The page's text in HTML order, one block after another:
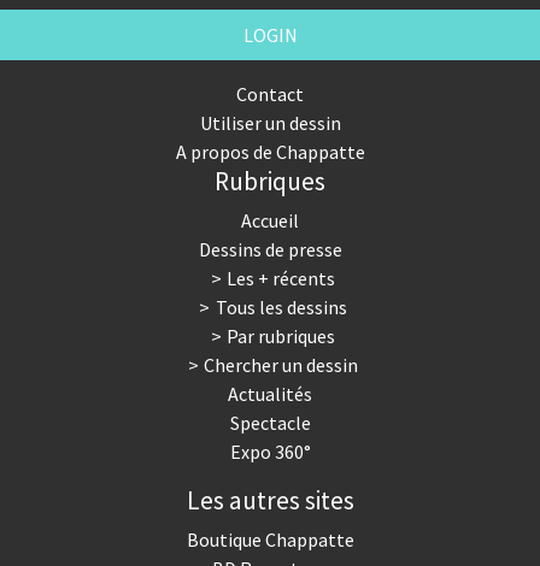
LOGIN
Contact
Utiliser un dessin
A propos de Chappatte
Rubriques
Accueil
Dessins de presse
Les + récents
Tous les dessins
Par rubriques
Chercher un dessin
Actualités
Spectacle
Expo 360°
Les autres sites
Boutique Chappatte